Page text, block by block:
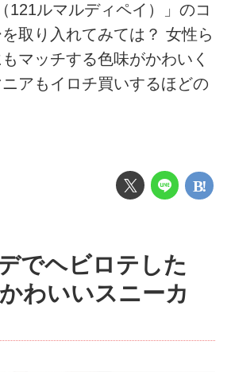
121ルマルディペイ）」のコ
取り入れてみては？ 女性ら
マッチする色味がかわいく
アもイロチ買いするほどの
でヘビロテした
わいいスニーカ